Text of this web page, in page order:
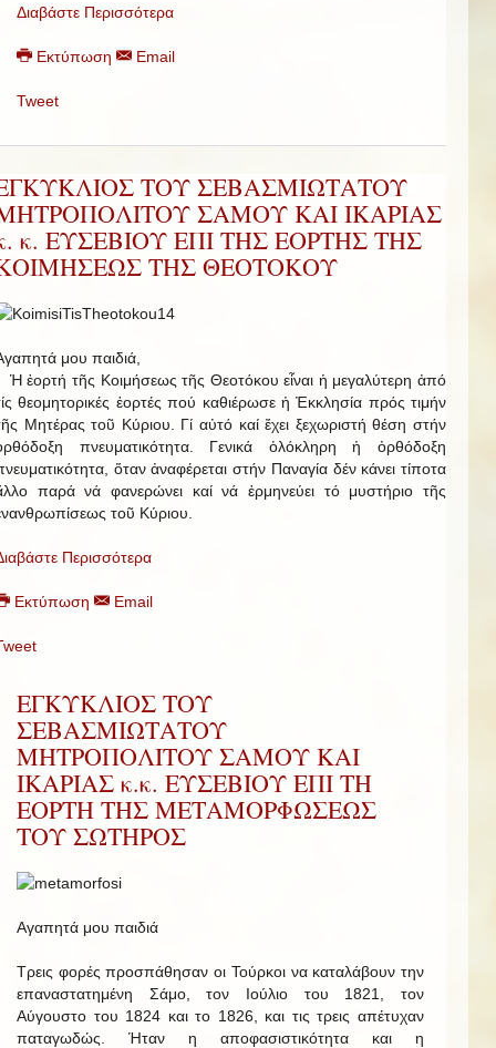
Διαβάστε Περισσότερα
Εκτύπωση Email
Tweet
ΤΟΥ ΣΕΒΑΣΜΙΩΤΑΤΟΥ
ΣΑΜΟΥ ΚΑΙ ΙΚΑΡΙΑΣ
κ. ΕΥΣΕΒΙΟΥ ΕΠΙ ΤΗΣ ΕΟΡΤΗΣ ΤΗΣ
ΤΗΣ ΘΕΟΤΟΚΟΥ
μου παιδιά,
ἑορτή τῆς Κοιμήσεως τῆς Θεοτόκου εἶναι ἡ μεγαλύτερη ἀπό
θεομητορικές ἑορτές πού καθιέρωσε ἡ Ἐκκλησία πρός τιμήν
Μητέρας τοῦ Κύριου. Γί αὐτό καί ἔχει ξεχωριστή θέση στήν
πνευματικότητα. Γενικά ὁλόκληρη ἡ ὀρθόδοξη
ὅταν ἀναφέρεται στήν Παναγία δέν κάνει τίποτα
παρά νά φανερώνει καί νά ἑρμηνεύει τό μυστήριο τῆς
τοῦ Κύριου.
Περισσότερα
Εκτύπωση Email
ΕΓΚΥΚΛΙΟΣ ΤΟΥ
ΣΕΒΑΣΜΙΩΤΑΤΟΥ
ΜΗΤΡΟΠΟΛΙΤΟΥ ΣΑΜΟΥ ΚΑΙ
ΙΚΑΡΙΑΣ κ.κ. ΕΥΣΕΒΙΟΥ ΕΠΙ ΤΗ
ΕΟΡΤΗ ΤΗΣ ΜΕΤΑΜΟΡΦΩΣΕΩΣ
ΤΟΥ ΣΩΤΗΡΟΣ
Αγαπητά μου παιδιά
Τρεις φορές προσπάθησαν οι Τούρκοι να καταλάβουν την
επαναστατημένη Σάμο, τον Ιούλιο του 1821, τον
Αύγουστο του 1824 και το 1826, και τις τρεις απέτυχαν
παταγωδώς. Ήταν η αποφασιστικότητα και η